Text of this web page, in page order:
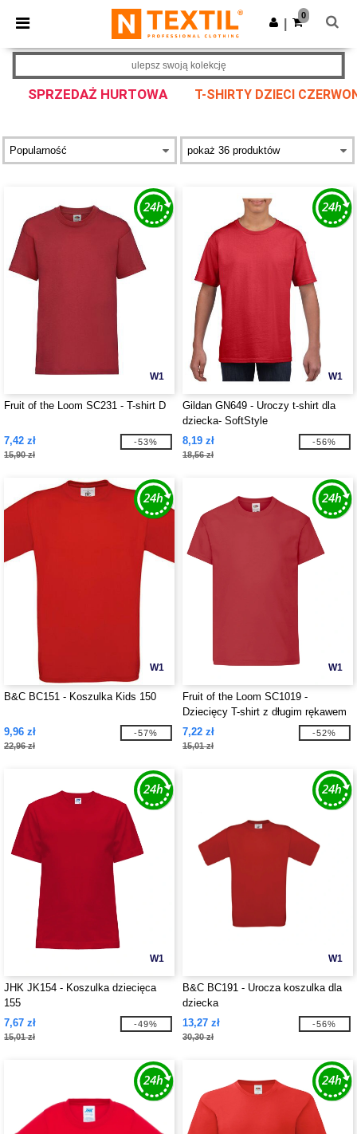
× Aplikacja Ntextil
Lepsze ceny w aplikacji!
Pobierz app
0
SPRZEDAŻ HURTOWA T-SHIRTY DZIECI
ulepsz swoją kolekcję
W1
Fruit of the Loom SC231 - T-shirt D
7,42 zł
15,90 zł
-53%
W1
Gildan GN649 - Uroczy t-shirt dla
dziecka- SoftStyle
8,19 zł
18,56 zł
-56%
W1
B&C BC151 - Koszulka Kids 150
9,96 zł
22,96 zł
-57%
W1
Fruit of the Loom SC1019 -
Dziecięcy T-shirt z długim rękawem
7,22 zł
15,01 zł
-52%
W1
JHK JK154 - Koszulka dziecięca
155
7,67 zł
15,01 zł
-49%
W1
B&C BC191 - Urocza koszulka dla
dziecka
13,27 zł
30,30 zł
-56%